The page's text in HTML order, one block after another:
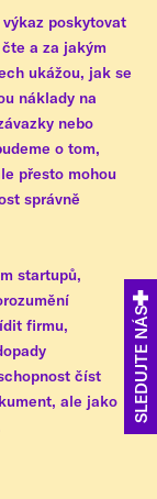
poskytovat
a za jakým
ukážou, jak se
náklady na
nebo
o tom,
přesto mohou
správně
startupů,
firmu,
číst
ale jako
SLEDUJTE NÁS